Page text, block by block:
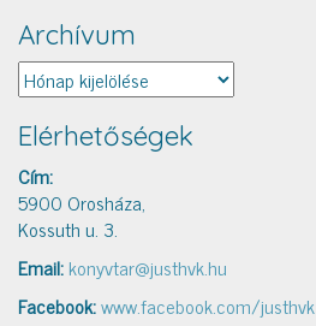
Archívum
Archívum
Elérhetőségek
Cím:
5900 Orosháza,
Kossuth u. 3.
Email:konyvtar@justhvk.hu
Facebook:www.facebook.com/justhvk